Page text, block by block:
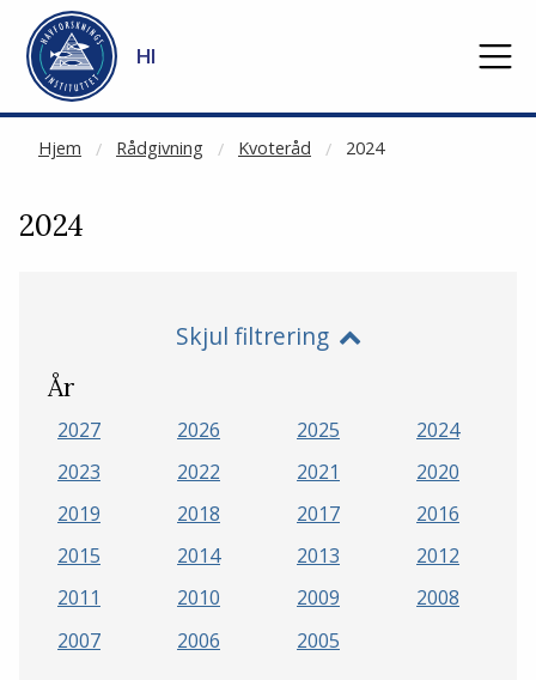
Gå til hovedinnhold
HI
Hjem Rådgivning Kvoteråd 2024
NOT CACHED
2024
Skjul filtrering
År
2027 2026 2025
2024
2023
2022 2021
2020
2019
2018 2017
2016
2015
2014 2013
2012
2011
2010 2009
2008
2007
2006 2005